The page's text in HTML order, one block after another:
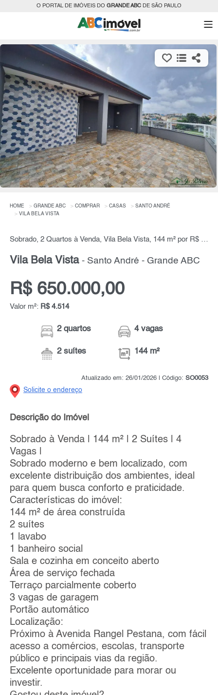
O PORTAL DE IMÓVEIS DO GRANDE ABC DE SÃO PAULO
HOME GRANDE ABC COMPRAR CASAS
SANTO ANDRÉ
VILA BELA VISTA
Sobrado, 2 Quartos à Venda, Vila Bela Vista, 144 m² por R$ 650.000,00
Vila Bela Vista - Santo André - Grande ABC
R$ 650.000,00
Valor m²: R$ 4.514
2 quartos
2 suítes
4 vagas
144 m²
Atualizado em: 26/01/2026 | Código: SO0053
Solicite o endereço
Descrição do Imóvel
Sobrado à Venda | 144 m² | 2 Suítes | 4
Vagas |
Sobrado moderno e bem localizado, com
excelente distribuição dos ambientes, ideal
para quem busca conforto e praticidade.
Características do imóvel:
144 m² de área construída
2 suítes
1 lavabo
1 banheiro social
Sala e cozinha em conceito aberto
Área de serviço fechada
Terraço parcialmente coberto
3 vagas de garagem
Portão automático
Localização:
Próximo à Avenida Rangel Pestana, com fácil
acesso a comércios, escolas, transporte
público e principais vias da região.
Excelente oportunidade para morar ou
investir.